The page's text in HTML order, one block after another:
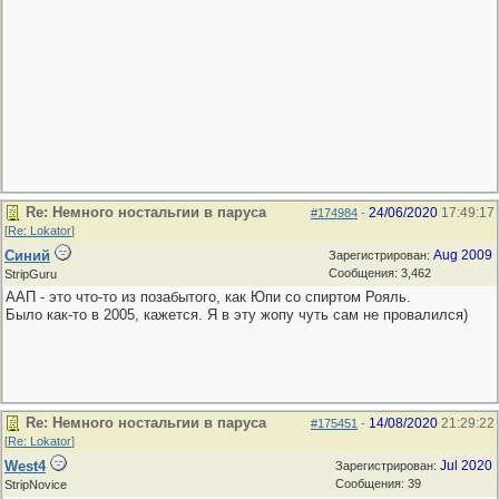
#174984 - 24/06/2020 17:49:17
Re: Немного ностальгии в паруса
[Re: Lokator]
Зарегистрирован: Aug 2009
Сообщения: 3,462
Синий
StripGuru
ААП - это что-то из позабытого, как Юпи со спиртом Рояль.
Было как-то в 2005, кажется. Я в эту жопу чуть сам не провалился)
#175451 - 14/08/2020 21:29:22
Re: Немного ностальгии в паруса
[Re: Lokator]
Зарегистрирован: Jul 2020
Сообщения: 39
West4
StripNovice